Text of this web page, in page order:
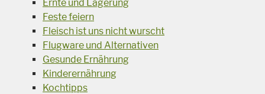
Ernte und Lagerung
Feste feiern
Fleisch ist uns nicht wurscht
Flugware und Alternativen
Gesunde Ernährung
Kinderernährung
Kochtipps